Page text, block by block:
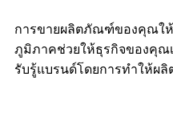
การขายผลิตภัณฑ์ของคุณใ
ภูมิภาคช่วยให้ธุรกิจของคุณ
รับรู้แบรนด์โดยการทำให้